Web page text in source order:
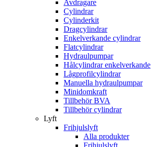
Avdragare
Cylindrar
Cylinderkit
Dragcylindrar
Enkelverkande cylindrar
Flatcylindrar
Hydraulpumpar
Hålcylindrar enkelverkande
Lågprofilcylindrar
Manuella hydraulpumpar
Minidomkraft
Tillbehör BVA
Tillbehör cylindrar
Lyft
Frihjulslyft
Alla produkter
Frihjulslyft